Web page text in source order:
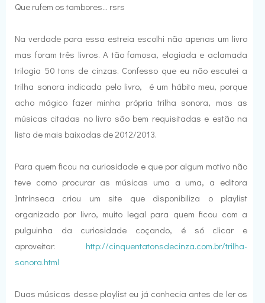
Que rufem os tambores... rsrs
Na verdade para essa estreia escolhi não apenas um livro
mas foram três livros. A tão famosa, elogiada e aclamada
trilogia 50 tons de cinzas. Confesso que eu não escutei a
trilha sonora indicada pelo livro, é um hábito meu, porque
acho mágico fazer minha própria trilha sonora, mas as
músicas citadas no livro são bem requisitadas e estão na
lista de mais baixadas de 2012/2013.
Para quem ficou na curiosidade e que por algum motivo não
teve como procurar as músicas uma a uma, a editora
Intrínseca criou um site que disponibiliza o playlist
organizado por livro, muito legal para quem ficou com a
pulguinha da curiosidade coçando, é só clicar e
aproveitar: http://cinquentatonsdecinza.com.br/trilha-
sonora.html
Duas músicas desse playlist eu já conhecia antes de ler os